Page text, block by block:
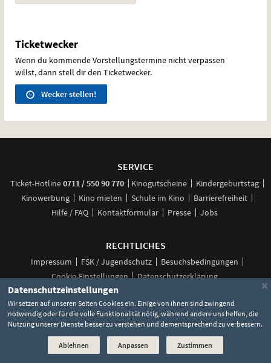
Ticketwecker
Wenn du kommende Vorstellungstermine nicht verpassen
willst, dann stell dir den Ticketwecker.
Wecker stellen!
SERVICE
Ticket-Hotline0711 / 550 90 770anrufen
Kinogutscheine
Kindergeburtstag
Kinowerbung
Kino mieten Schule im Kino
Barrierefreiheit
Hilfe / FAQ
Kontaktformular Presse Jobs
RECHTLICHES
Impressum FSK / Jugendschutz
Besuchsbedingungen
Cookie-Einstellungen
Datenschutzerklärung
Social
Unsere
bei
Facebook
Unsere
bei
Instagram
Unsere
TikTok
Unser
bei
YouTube
Unser
bei
WhatsApp
©2026 Lochmann Filmtheaterbetriebe
×
Datenschutzeinstellungen
Wir setzen auf unseren Seiten Cookies ein. Einige von ihnen sind zwingend
notwendig oder für die volle Funktionalität nötig, während andere uns helfen, die
Nutzung unserer Dienste besser zu verstehen und dementsprechend zu verbessern.
Ablehnen Anpassen Zustimmen